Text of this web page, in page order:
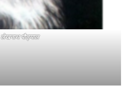
लेखनाथ पौड्याल